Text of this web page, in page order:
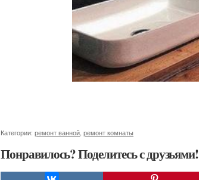
Категории: ремонт ванной ремонт комнаты
Понравилось? Поделитесь с друзьями!